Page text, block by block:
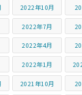
2022年10月
2022年7月
2022年4月
2022年1月
2021年10月